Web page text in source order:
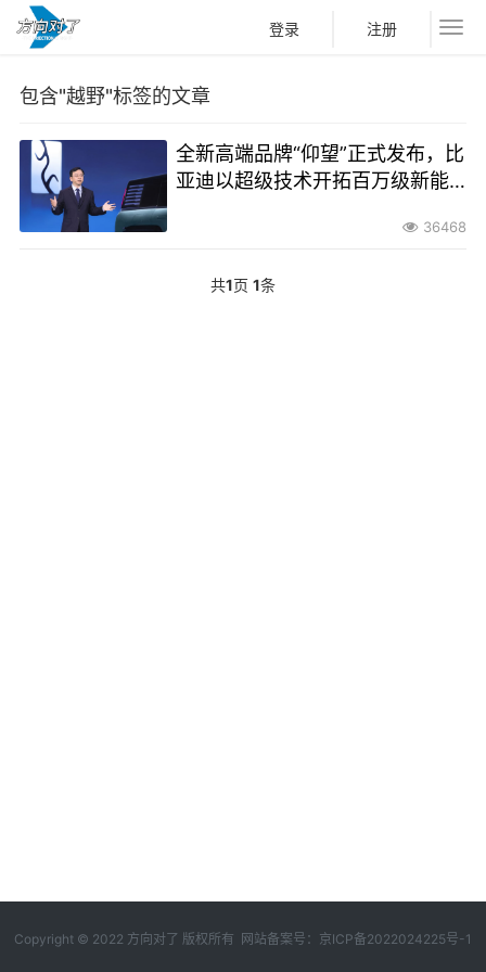
登录 注册
包含"越野"标签的文章
全新高端品牌“仰望”正式发布，比
亚迪以超级技术开拓百万级新能
36468
共1页 1条
Copyright © 2022 方向对了 版权所有 网站备案号： 京ICP备2022024225号-1